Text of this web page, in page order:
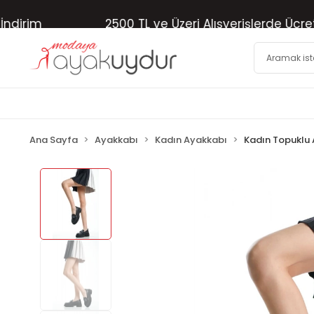
2500 TL ve Üzeri Alışverişlerde Ücretsiz
Ana Sayfa Ayakkabı Kadın Ayakkabı Kadın Topuklu